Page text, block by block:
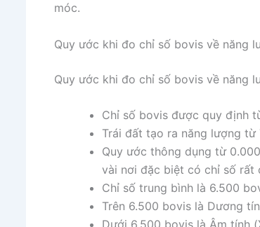
móc.
Quy ước khi đo chỉ số bovis về năng
Quy ước khi đo chỉ số bovis về năng
Chỉ số bovis được quy định
Trái đất tạo ra năng lượng từ
Quy ước thông dụng từ
vài nơi đặc biệt có chỉ số rất
Chỉ số trung bình là 6.500
Trên 6.500 bovis là Dương